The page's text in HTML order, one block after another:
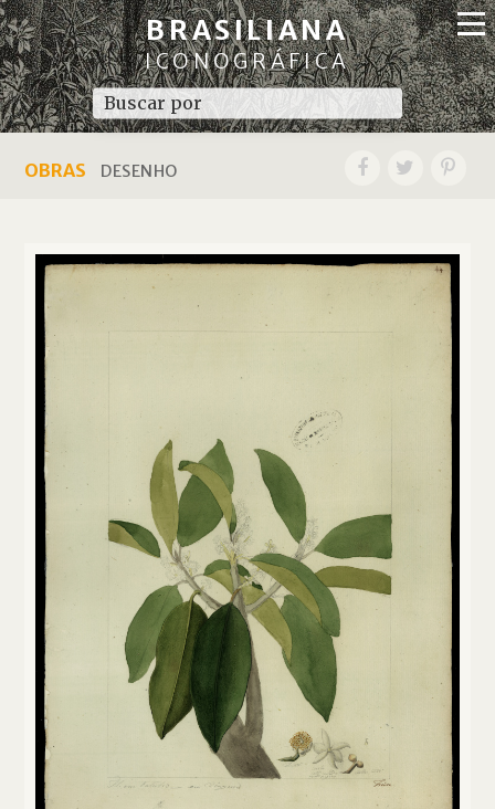
BRASILIANA
ICONOGRÁFICA
OBRAS DESENHO